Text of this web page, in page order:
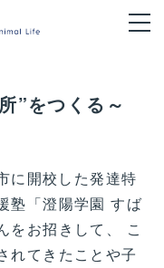
”をつくる～
に開校した発達特
塾「澄陽学園 すば
をお招きして、 こ
れてきたことや子